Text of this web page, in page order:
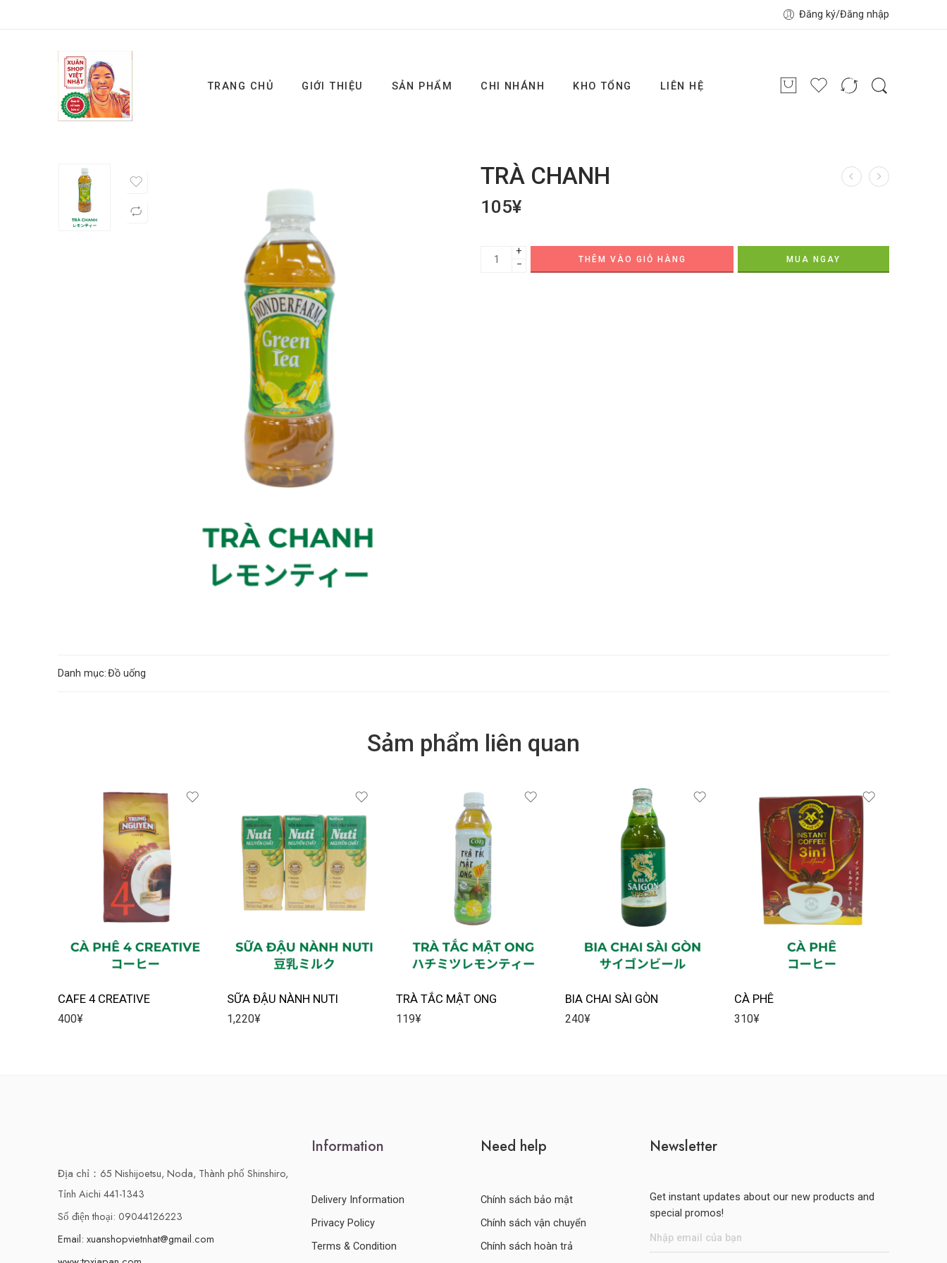
Đăng ký/Đăng nhập
TRANG CHỦ GIỚI THIỆU SẢN PHẨM CHI NHÁNH KHO TỔNG LIÊN HỆ
TRÀ CHANH
105¥
+
−
THÊM VÀO GIỎ HÀNG MUA NGAY
Danh mục:Đồ uống
Sảm phẩm liên quan
CAFE 4 CREATIVE
400¥
SỮA ĐẬU NÀNH NUTI
1,220¥
TRÀ TẮC MẬT ONG
119¥
BIA CHAI SÀI GÒN
240¥
CÀ PHÊ
310¥
Địa chỉ：65 Nishijoetsu, Noda, Thành phố Shinshiro,
Tỉnh Aichi 441-1343
Số điện thoại: 09044126223
Email: xuanshopvietnhat@gmail.com
Information
Delivery Information
Privacy Policy
Terms & Condition
Need help
Chính sách bảo mật
Chính sách vận chuyển
Chính sách hoàn trả
Newsletter
Get instant updates about our new products and
special promos!